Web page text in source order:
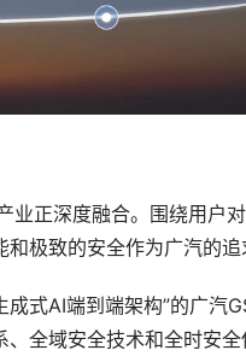
业正深度融合。围绕用户
极致的安全作为广汽的追
式AI端到端架构”的广汽
全域安全技术和全时安